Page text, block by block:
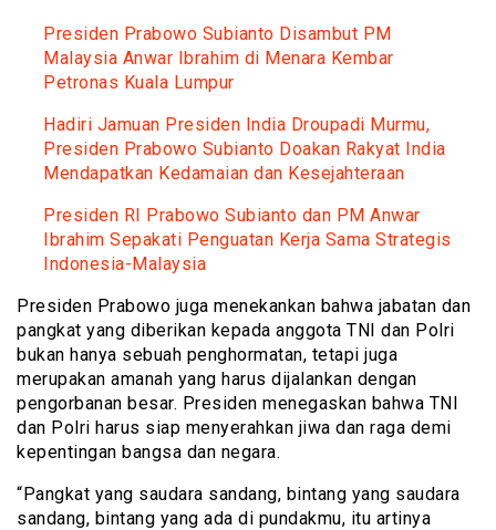
Presiden Prabowo Subianto Disambut PM
Malaysia Anwar Ibrahim di Menara Kembar
Petronas Kuala Lumpur
Hadiri Jamuan Presiden India Droupadi Murmu,
Presiden Prabowo Subianto Doakan Rakyat India
Mendapatkan Kedamaian dan Kesejahteraan
Presiden RI Prabowo Subianto dan PM Anwar
Ibrahim Sepakati Penguatan Kerja Sama Strategis
Indonesia-Malaysia
Presiden Prabowo juga menekankan bahwa jabatan dan
pangkat yang diberikan kepada anggota TNI dan Polri
bukan hanya sebuah penghormatan, tetapi juga
merupakan amanah yang harus dijalankan dengan
pengorbanan besar. Presiden menegaskan bahwa TNI
dan Polri harus siap menyerahkan jiwa dan raga demi
kepentingan bangsa dan negara.
“Pangkat yang saudara sandang, bintang yang saudara
sandang, bintang yang ada di pundakmu, itu artinya